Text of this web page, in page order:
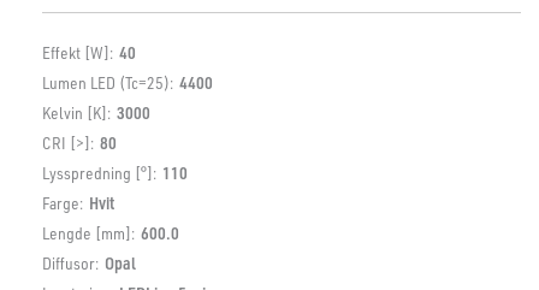
Effekt [W]: 40
Lumen LED (Tc=25): 4400
Kelvin [K]: 3000
CRI [>]: 80
Lysspredning [°]: 110
Farge: Hvit
Lengde [mm]: 600.0
Diffusor: Opal